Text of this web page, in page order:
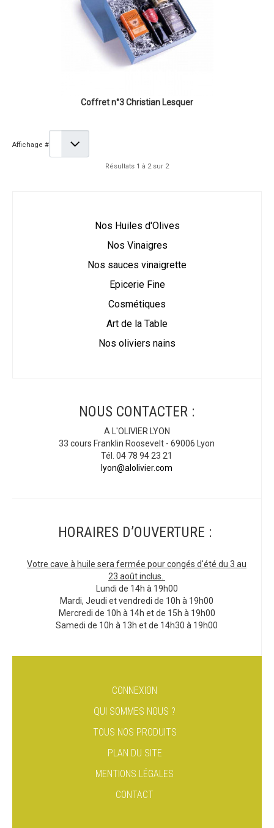
Coffret n°3 Christian Lesquer
Affichage #
Résultats 1 à 2 sur 2
Nos Huiles d'Olives
Nos Vinaigres
Nos sauces vinaigrette
Epicerie Fine
Cosmétiques
Art de la Table
Nos oliviers nains
NOUS CONTACTER :
A L'OLIVIER LYON
33 cours Franklin Roosevelt - 69006 Lyon
Tél. 04 78 94 23 21
lyon@alolivier.com
HORAIRES D’OUVERTURE :
Votre cave à huile sera fermée pour congés d'été du 3 au
23 août inclus.
Lundi de 14h à 19h00
Mardi, Jeudi et vendredi de 10h à 19h00
Mercredi de 10h à 14h et de 15h à 19h00
Samedi de 10h à 13h et de 14h30 à 19h00
CONNEXION
QUI SOMMES NOUS ?
TOUS NOS PRODUITS
PLAN DU SITE
MENTIONS LÉGALES
CONTACT